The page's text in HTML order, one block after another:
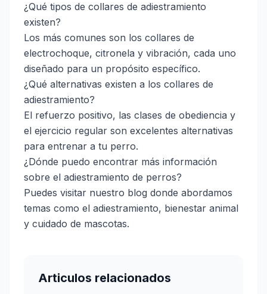
¿Qué tipos de collares de adiestramiento
existen?
Los más comunes son los collares de
electrochoque, citronela y vibración, cada uno
diseñado para un propósito específico.
¿Qué alternativas existen a los collares de
adiestramiento?
El refuerzo positivo, las clases de obediencia y
el ejercicio regular son excelentes alternativas
para entrenar a tu perro.
¿Dónde puedo encontrar más información
sobre el adiestramiento de perros?
Puedes visitar nuestro blog donde abordamos
temas como el adiestramiento, bienestar animal
y cuidado de mascotas.
Articulos relacionados